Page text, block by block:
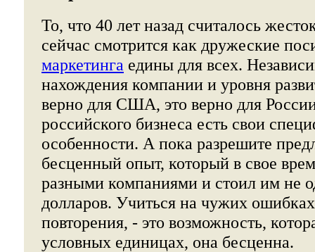
То, что 40 лет назад считалось
сейчас смотрится как дружеские
маркетинга едины для всех.
нахождения компании и уровня
верно для США, это верно для
российского бизнеса есть свои
особенности. А пока разрешите
бесценный опыт, который в свое
разными компаниями и стоил им не
долларов. Учиться на чужих
повторения, - это возможность,
условных единицах, она бесценна.